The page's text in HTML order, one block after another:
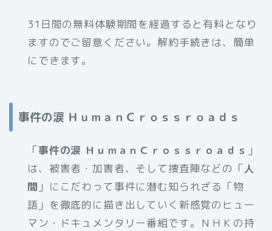
31日間の無料体験期間を経過すると有料となり
ますのでご留意ください。解約手続きは、簡単
にできます。
事件の涙 ＨｕｍａｎＣｒｏｓｓｒｏａｄｓ
「事件の涙 ＨｕｍａｎＣｒｏｓｓｒｏａｄｓ 」
は、被害者・加害者、そして捜査陣などの「人
間 」にこだわって事件に潜む知られざる「物
語」を徹底的に描き出していく新感覚のヒュー
マン・ドキュメンタリー番組です。ＮＨＫの持